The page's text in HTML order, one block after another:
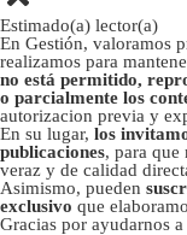
Estimado(a) lector(a)
En Gestión, valoramos
realizamos para
no está permitido,
o parcialmente los
autorizacion previa y
En su lugar, los
publicaciones, para que
veraz y de calidad
Asimismo, pueden
exclusivo que
Gracias por ayudarnos